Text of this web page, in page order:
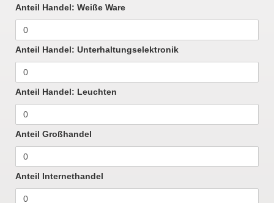
Anteil Handel: Weiße Ware
Anteil Handel: Unterhaltungselektronik
Anteil Handel: Leuchten
Anteil Großhandel
Anteil Internethandel